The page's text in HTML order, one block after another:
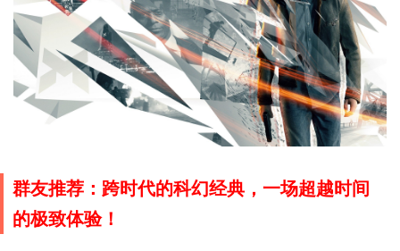
群友推荐：跨时代的科幻经典，一场超越时间
的极致体验！